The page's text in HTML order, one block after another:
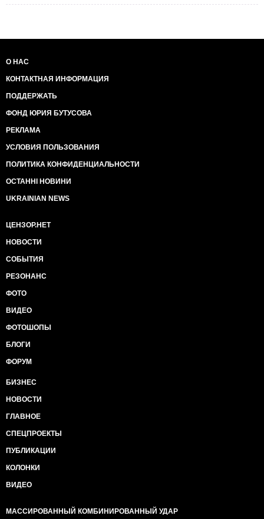
О НАС
КОНТАКТНАЯ ИНФОРМАЦИЯ
ПОДДЕРЖАТЬ
ФОНД ЮРИЯ БУТУСОВА
РЕКЛАМА
УСЛОВИЯ ПОЛЬЗОВАНИЯ
ПОЛИТИКА КОНФИДЕНЦИАЛЬНОСТИ
ОСТАННІ НОВИНИ
UKRAINIAN NEWS
ЦЕНЗОР.НЕТ
НОВОСТИ
СОБЫТИЯ
РЕЗОНАНС
ФОТО
ВИДЕО
ФОТОШОПЫ
БЛОГИ
ФОРУМ
БИЗНЕС
НОВОСТИ
ГЛАВНОЕ
СПЕЦПРОЕКТЫ
ПУБЛИКАЦИИ
КОЛОНКИ
ВИДЕО
МАССИРОВАННЫЙ КОМБИНИРОВАННЫЙ УДАР